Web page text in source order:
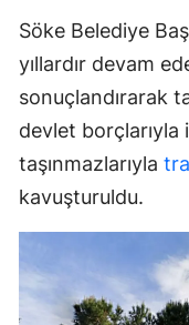
Söke Belediye
yıllardır devam
sonuçlandırarak
devlet borçlarıyla
taşınmazlarıyla
kavuşturuldu.